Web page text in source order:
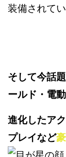
装備されて
そして今話
ールド・電
進化したア
プレイなど